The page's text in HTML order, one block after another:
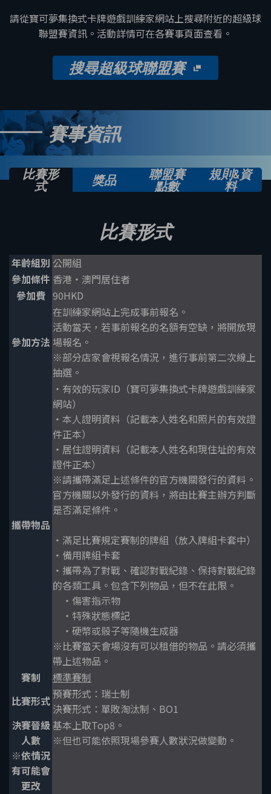
請從寶可夢集換式卡牌遊戲訓練家網站上搜尋附近的超級球
聯盟賽資訊。活動詳情可在各賽事頁面查看。
搜尋超級球聯盟賽
賽事資訊
比賽形
式
獎品
聯盟賽
點數
規則&資
料
比賽形式
年齡組別 公開組
參加條件 香港・澳門居住者
參加費 90HKD
參加方法
在訓練家網站上完成事前報名。
活動當天，若事前報名的名額有空缺，將開放現
場報名。
※部分店家會視報名情況，進行事前第二次線上
抽選。
攜帶物品
・有效的玩家ID（寶可夢集換式卡牌遊戲訓練家
網站）
・本人證明資料（記載本人姓名和照片的有效證
件正本）
・居住證明資料（記載本人姓名和現住址的有效
證件正本）
※請攜帶滿足上述條件的官方機關發行的資料。
官方機關以外發行的資料，將由比賽主辦方判斷
是否滿足條件。
・滿足比賽規定賽制的牌組（放入牌組卡套中）
・備用牌組卡套
・攜帶為了對戰、確認對戰紀錄、保持對戰紀錄
的各類工具。包含下列物品，但不在此限。
・傷害指示物
・特殊狀態標記
・硬幣或骰子等隨機生成器
※比賽當天會場沒有可以租借的物品。請必須攜
帶上述物品。
賽制
標準賽制
比賽形式預賽形式：瑞士制
決賽形式：單敗淘汰制、BO1
決賽晉級
人數
※依情況
有可能會
更改
基本上取Top8。
※但也可能依照現場參賽人數狀況做變動。